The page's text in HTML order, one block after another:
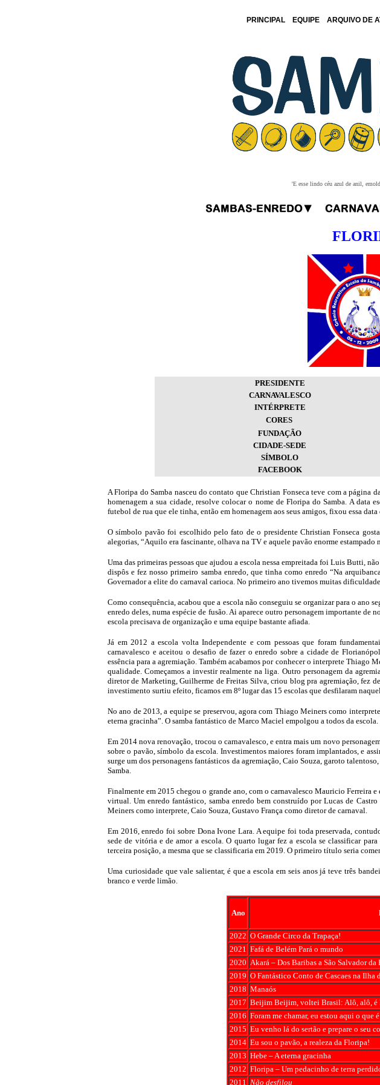
PRINCIPAL EQUIPE ARQUIVO DE
'E esse lindo céu azul de anil,
PRESIDENTE
CARNAVALESCO
INTÉRPRETE
CORES
FUNDAÇÃO
CIDADE-SEDE
SÍMBOLO
FACEBOOK
A Floripa do Samba nasceu do contato que Christian Fonseca teve com a página
homenagem a sua cidade, resolve colocar o nome de Floripa do Samba. A
futebol de rua que ele tinha, então em homenagem aos seus amigos, fixou essa
O símbolo pavão foi escolhido pelo fato de o presidente Christian Fonseca
alegorias, “Aquilo era fascinante, olhava na TV e aquele pavão enorme
Uma das primeiras pessoas que ajudou a escola nessa empreitada foi Luis Butti,
dispôs e fez nosso primeiro samba enredo, que tinha como enredo “Na
Governador a elite do carnaval carioca. No primeiro ano tivemos muitas
Como consequência, acabou que a escola não conseguiu se organizar para o ano
enredo deles, numa espécie de fusão. Ai aparece outro personagem importante de
escola precisava de organização e uma equipe bastante afiada.
Já em 2012 a escola volta Independente e com pessoas que foram
carnavalesco e aceitou o desafio de fazer o enredo sobre a cidade de
essência para a agremiação. Também acabamos por conhecer o interprete Thiago
qualidade. Começamos a investir realmente na liga. Outro personagem da
diretor de Marketing, Guilherme de Freitas Silva, criou blog pra agremiação, fez
investimento surtiu efeito, ficamos em 8º lugar das 15 escolas que desfilaram
No ano de 2013, a equipe se preservou, agora com Thiago Meiners como
eterna gracinha”. O samba fantástico de Marco Maciel empolgou a todos da
Em 2014 nova renovação, trocou o carnavalesco, e entra mais um novo
sobre o pavão, símbolo da escola. Investimentos maiores foram implantados, e
surge um dos personagens fantásticos da agremiação, Caio Souza, garoto
Samba.
Finalmente em 2015 chegou o grande ano, com o carnavalesco Mauricio
virtual. Um enredo fantástico, samba enredo bem construído por Lucas de
Meiners como interprete, Caio Souza, Gustavo França como diretor de carnaval.
Em 2016, enredo foi sobre Dona Ivone Lara. A equipe foi toda preservada,
sede de vitória e de amor a escola. O quarto lugar fez a escola se classificar
terceira posição, a mesma que se classificaria em 2019. O primeiro título seria
Uma curiosidade que vale salientar, é que a escola em seis anos já teve três
branco e verde limão.
Ano
2022 O Grande Circo da Trapaça!
2021 Fafá de Belém Pará o mundo
2020 Akará – Dos Baribas a São Salvador da
2019 O Fantástico Conto de Cascaes na Ilha
2018 Manaós
2017 Beijim Beijim, voltei Brasil: Alô, alô, é
2016 Foram me chamar, eu estou aqui o que
2015 Eu venho lá do sertão e prepare o seu
2014 Eu sou o pavão, a realeza da Floripa!
2013 Hebe – A eterna gracinha
2012 Floripa – Um pedacinho de terra
2011 Não desfilou